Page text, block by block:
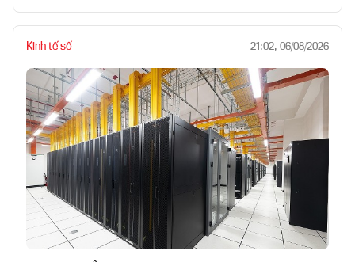
Kinh tế số 21:02, 06/08/2026